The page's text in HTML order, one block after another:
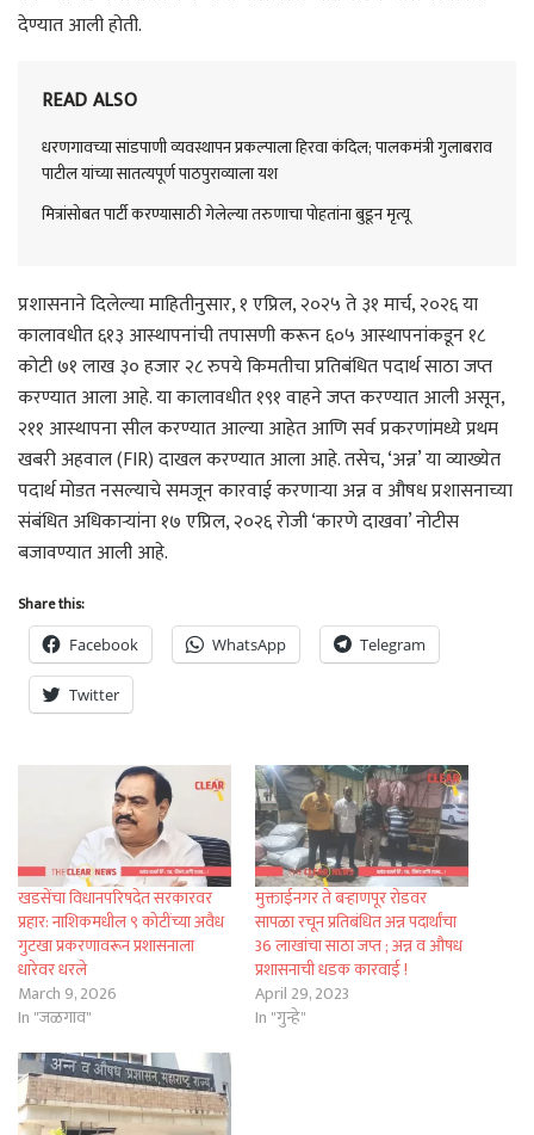
देण्यात आली होती.
READ ALSO
धरणगावच्या सांडपाणी व्यवस्थापन प्रकल्पाला हिरवा कंदिल; पालकमंत्री गुलाबराव
पाटील यांच्या सातत्यपूर्ण पाठपुराव्याला यश
मित्रांसोबत पार्टी करण्यासाठी गेलेल्या तरुणाचा पोहतांना बुडून मृत्यू
प्रशासनाने दिलेल्या माहितीनुसार, १ एप्रिल, २०२५ ते ३१ मार्च, २०२६ या
कालावधीत ६१३ आस्थापनांची तपासणी करून ६०५ आस्थापनांकडून १८
कोटी ७१ लाख ३० हजार २८ रुपये किमतीचा प्रतिबंधित पदार्थ साठा जप्त
करण्यात आला आहे. या कालावधीत १९१ वाहने जप्त करण्यात आली असून,
२११ आस्थापना सील करण्यात आल्या आहेत आणि सर्व प्रकरणांमध्ये प्रथम
खबरी अहवाल (FIR) दाखल करण्यात आला आहे. तसेच, ‘अन्न’ या व्याख्येत
पदार्थ मोडत नसल्याचे समजून कारवाई करणाऱ्या अन्न व औषध प्रशासनाच्या
संबंधित अधिकाऱ्यांना १७ एप्रिल, २०२६ रोजी ‘कारणे दाखवा’ नोटीस
बजावण्यात आली आहे.
Share this:
Facebook WhatsApp Telegram
Twitter
खडसेंचा विधानपरिषदेत सरकारवर
प्रहार: नाशिकमधील ९ कोटींच्या अवैध
गुटखा प्रकरणावरून प्रशासनाला
धारेवर धरले
March 9, 2026
In "जळगाव"
मुक्ताईनगर ते बऱ्हाणपूर रोडवर
सापळा रचून प्रतिबंधित अन्न पदार्थांचा
36 लाखांचा साठा जप्त ; अन्न व औषध
प्रशासनाची धडक कारवाई !
April 29, 2023
In "गुन्हे"